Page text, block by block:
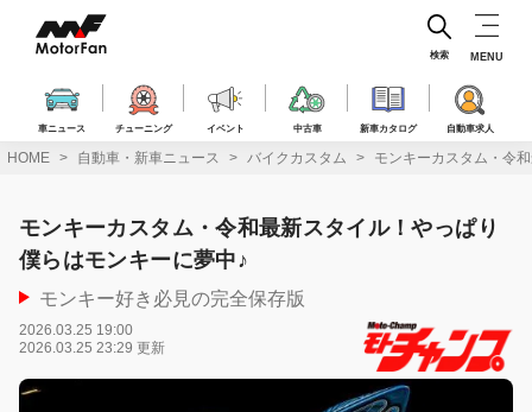
ス
車ニュース チューニング イベント 中古車 新車カタログ 自動車求人
検索 MENU
HOME 自動車・新車ニュース バイクカスタム モンキーカスタム・令
モンキーカスタム・令和最新スタイル！やっぱり
僕らはモンキーに夢中♪
モンキー好き必見の完全保存版
2026.03.25 19:00
2026.03.25 23:29 更新